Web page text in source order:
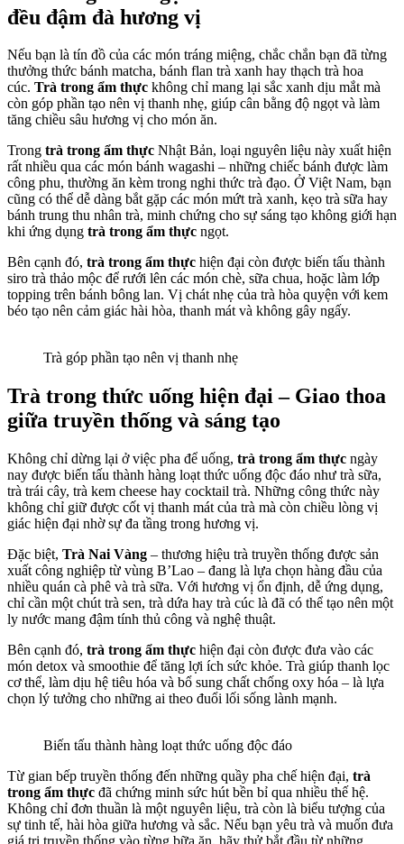
đều đậm đà hương vị
Nếu bạn là tín đồ của các món tráng miệng, chắc chắn bạn đã từng
thưởng thức bánh matcha, bánh flan trà xanh hay thạch trà hoa
cúc. Trà trong ẩm thực không chỉ mang lại sắc xanh dịu mắt mà
còn góp phần tạo nên vị thanh nhẹ, giúp cân bằng độ ngọt và làm
tăng chiều sâu hương vị cho món ăn.
Trong trà trong ẩm thực Nhật Bản, loại nguyên liệu này xuất hiện
rất nhiều qua các món bánh wagashi – những chiếc bánh được làm
công phu, thường ăn kèm trong nghi thức trà đạo. Ở Việt Nam, bạn
cũng có thể dễ dàng bắt gặp các món mứt trà xanh, kẹo trà sữa hay
bánh trung thu nhân trà, minh chứng cho sự sáng tạo không giới hạn
khi ứng dụng trà trong ẩm thực ngọt.
Bên cạnh đó, trà trong ẩm thực hiện đại còn được biến tấu thành
siro trà thảo mộc để rưới lên các món chè, sữa chua, hoặc làm lớp
topping trên bánh bông lan. Vị chát nhẹ của trà hòa quyện với kem
béo tạo nên cảm giác hài hòa, thanh mát và không gây ngấy.
Trà góp phần tạo nên vị thanh nhẹ
Trà trong thức uống hiện đại – Giao thoa
giữa truyền thống và sáng tạo
Không chỉ dừng lại ở việc pha để uống, trà trong ẩm thực ngày
nay được biến tấu thành hàng loạt thức uống độc đáo như trà sữa,
trà trái cây, trà kem cheese hay cocktail trà. Những công thức này
không chỉ giữ được cốt vị thanh mát của trà mà còn chiều lòng vị
giác hiện đại nhờ sự đa tầng trong hương vị.
Đặc biệt, Trà Nai Vàng – thương hiệu trà truyền thống được sản
xuất công nghiệp từ vùng B’Lao – đang là lựa chọn hàng đầu của
nhiều quán cà phê và trà sữa. Với hương vị ổn định, dễ ứng dụng,
chỉ cần một chút trà sen, trà dứa hay trà cúc là đã có thể tạo nên một
ly nước mang đậm tính thủ công và nghệ thuật.
Bên cạnh đó, trà trong ẩm thực hiện đại còn được đưa vào các
món detox và smoothie để tăng lợi ích sức khỏe. Trà giúp thanh lọc
cơ thể, làm dịu hệ tiêu hóa và bổ sung chất chống oxy hóa – là lựa
chọn lý tưởng cho những ai theo đuổi lối sống lành mạnh.
Biến tấu thành hàng loạt thức uống độc đáo
Từ gian bếp truyền thống đến những quầy pha chế hiện đại, trà
trong ẩm thực đã chứng minh sức hút bền bỉ qua nhiều thế hệ.
Không chỉ đơn thuần là một nguyên liệu, trà còn là biểu tượng của
sự tinh tế, hài hòa giữa hương và sắc. Nếu bạn yêu trà và muốn đưa